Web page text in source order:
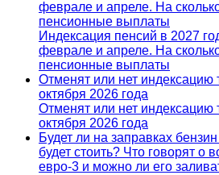
феврале и апреле. На
пенсионные выплаты
Индексация пенсий в 2027
феврале и апреле. На
пенсионные выплаты
Отменят или нет
октября 2026 года
Отменят или нет
октября 2026 года
Будет ли на заправках
будет стоить? Что говорят
евро-3 и можно ли его